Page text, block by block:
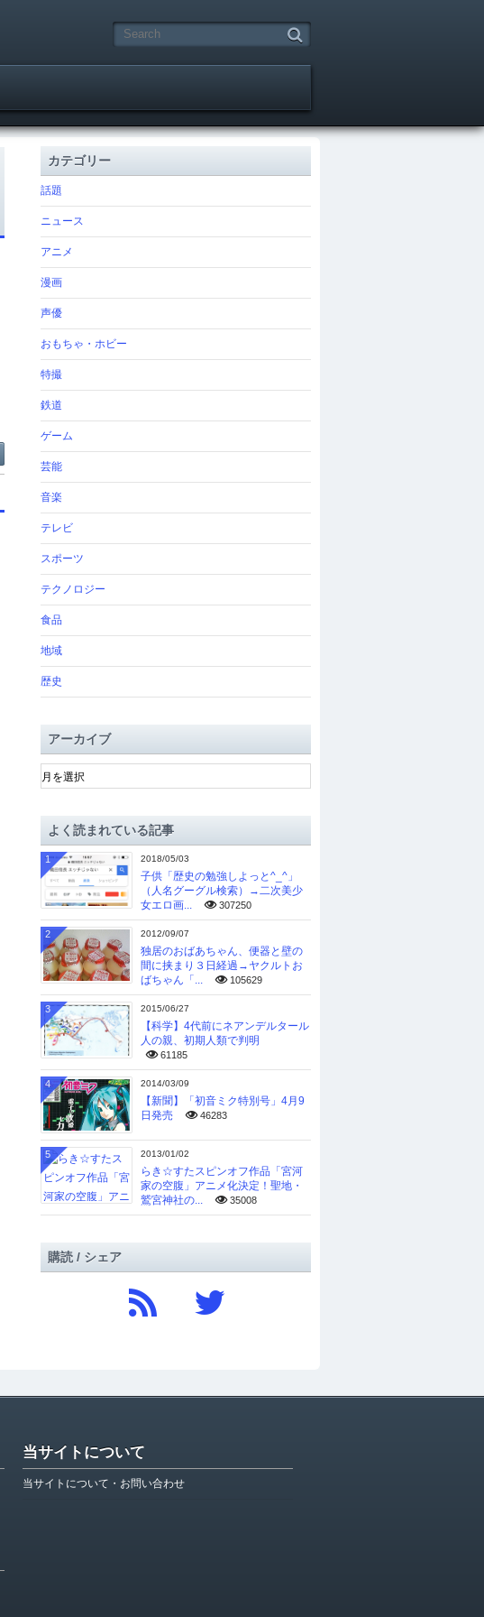
カテゴリー
話題
ニュース
アニメ
漫画
声優
おもちゃ・ホビー
特撮
鉄道
ゲーム
芸能
音楽
テレビ
スポーツ
テクノロジー
食品
地域
歴史
アーカイブ
ア
ー
ブよく読まれている記事
2018/05/03
子供「歴史の勉強しよっと^_^」
（人名グーグル検索）→二次美少
女エロ画...
307250
1
2012/09/07
独居のおばあちゃん、便器と壁の
間に挟まり３日経過→ヤクルトお
ばちゃん「...
105629
2
2015/06/27
【科学】4代前にネアンデルタール
人の親、初期人類で判明
61185
3
2014/03/09
【新聞】「初音ミク特別号」4月9
日発売
46283
4
2013/01/02
らき☆すたスピンオフ作品「宮河
家の空腹」アニメ化決定！聖地・
鷲宮神社の...
35008
5
購読 / シェア
当サイトについて
当サイトについて・お問い合わせ